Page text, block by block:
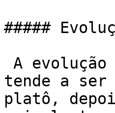
#####
tende a ser
platô,